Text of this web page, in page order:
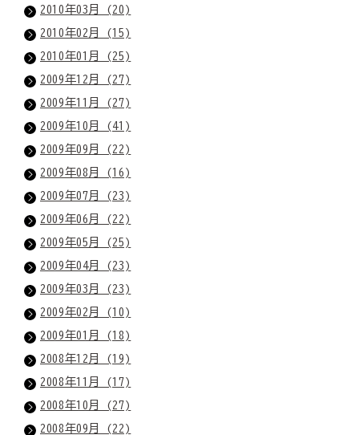
2010年03月 (20)
2010年02月 (15)
2010年01月 (25)
2009年12月 (27)
2009年11月 (27)
2009年10月 (41)
2009年09月 (22)
2009年08月 (16)
2009年07月 (23)
2009年06月 (22)
2009年05月 (25)
2009年04月 (23)
2009年03月 (23)
2009年02月 (10)
2009年01月 (18)
2008年12月 (19)
2008年11月 (17)
2008年10月 (27)
2008年09月 (22)